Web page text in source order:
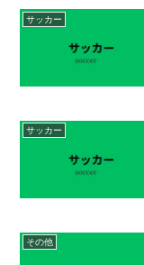
サッカー
サッカー
その他